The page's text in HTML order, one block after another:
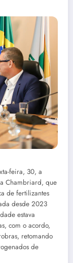
feira, 30, a
Chambriard, que
de fertilizantes
desde 2023
estava
com o acordo,
retomando
de